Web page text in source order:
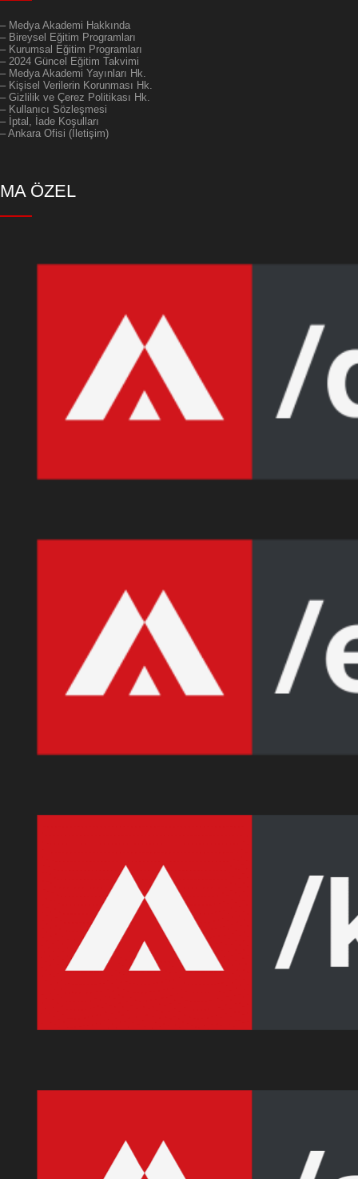
– Medya Akademi Hakkında
– Bireysel Eğitim Programları
– Kurumsal Eğitim Programları
– 2024 Güncel Eğitim Takvimi
– Medya Akademi Yayınları Hk.
– Kişisel Verilerin Korunması Hk.
– Gizlilik ve Çerez Politikası Hk.
– Kullanıcı Sözleşmesi
– İptal, İade Koşulları
– Ankara Ofisi (İletişim)
MA ÖZEL